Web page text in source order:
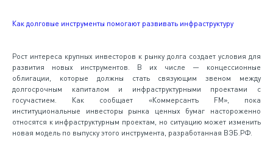
Как долговые инструменты помогают развивать инфраструктуру
Рост интереса крупных инвесторов к рынку долга создает условия для
развития новых инструментов. В их числе — концессионные
облигации, которые должны стать связующим звеном между
долгосрочным капиталом и инфраструктурными проектами с
госучастием. Как сообщает «Коммерсантъ FM», пока
институциональные инвесторы рынка ценных бумаг настороженно
относятся к инфраструктурным проектам, но ситуацию может изменить
новая модель по выпуску этого инструмента, разработанная ВЭБ.РФ.